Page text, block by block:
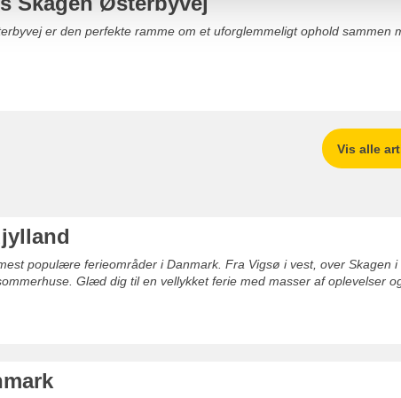
er den perfekte ramme om et uforglemmeligt ophold sammen
Vis alle
populære ferieområder i Danmark. Fra Vigsø i vest, over Skagen
Glæd dig til en vellykket ferie med masser af oplevelser